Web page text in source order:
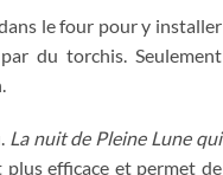
le four pour y installer
du torchis. Seulement
La nuit de Pleine Lune qui
efficace et permet de